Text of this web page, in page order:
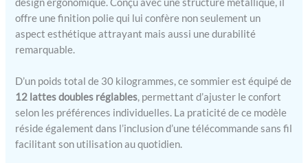
de confort dans son
utilisation au quotidien.
de 38 cm à 53 cm, ce qui
permet d’adapter
facilement sa position pour
plus de confort et de
praticité au quotidien.
offre une finition polie qui lui confère non seulement un
aspect esthétique attrayant mais aussi une durabilité
remarquable.
D’un poids total de 30 kilogrammes, ce sommier est équipé de
12 lattes doubles réglables, permettant d’ajuster le confort
selon les préférences individuelles. La praticité de ce modèle
réside également dans l’inclusion d’une télécommande sans fil
facilitant son utilisation au quotidien.